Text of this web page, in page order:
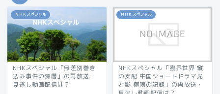
ＮＨＫスペシャル
NHKスペシャル「無差別巻き
込み事件の深層」の再放送・
見逃し動画配信は？
ＮＨＫスペシャル
NHKスペシャル「臨界世界 縦
の支配 中国ショートドラマ光
と影 極限の記録」の再放送・